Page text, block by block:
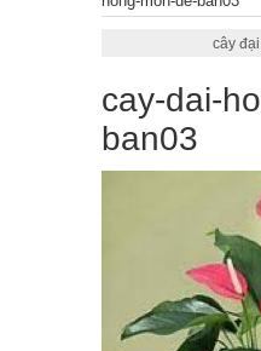
cây
cay-dai-
ban03